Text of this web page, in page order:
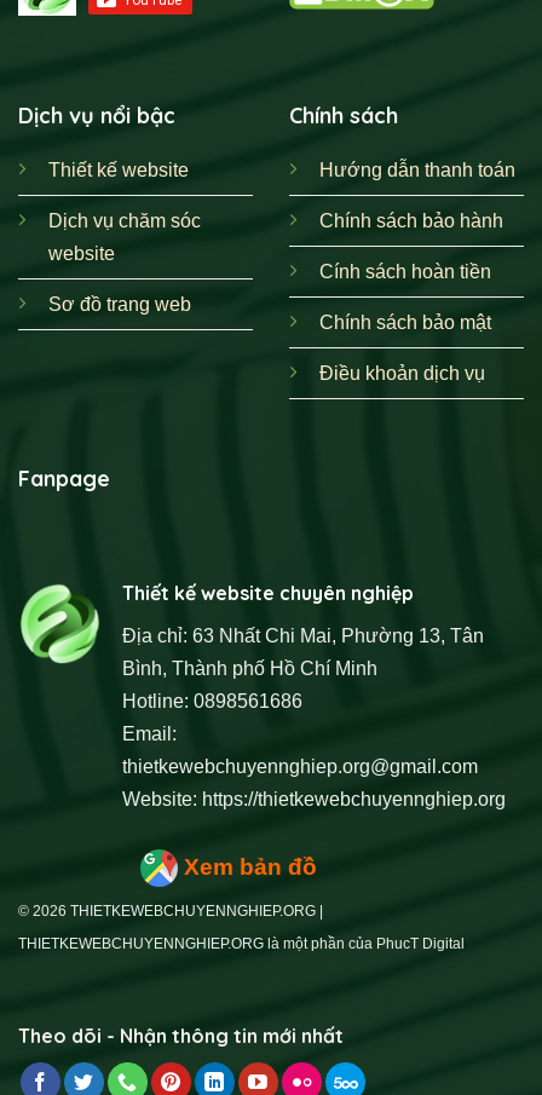
Dịch vụ nổi bậc
Thiết kế website
Dịch vụ chăm sóc
website
Sơ đồ trang web
Chính sách
Hướng dẫn thanh toán
Chính sách bảo hành
Cính sách hoàn tiền
Chính sách bảo mật
Điều khoản dịch vụ
Fanpage
Thiết kế website chuyên nghiệp
Địa chỉ: 63 Nhất Chi Mai, Phường 13, Tân
Bình, Thành phố Hồ Chí Minh
Hotline: 0898561686
Email:
thietkewebchuyennghiep.org@gmail.com
Website: https://thietkewebchuyennghiep.org
Xem bản đồ
© 2026 THIETKEWEBCHUYENNGHIEP.ORG |
THIETKEWEBCHUYENNGHIEP.ORG là một phần của PhucT Digital
Theo dõi - Nhận thông tin mới nhất